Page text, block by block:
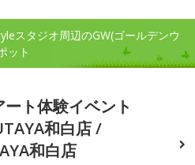
スタジオ周辺のGW(ゴールデンウ
ット
ート体験イベント
和白店 /
和白店